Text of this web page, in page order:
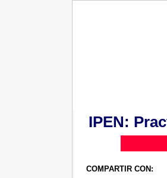
IPEN:
COMPARTIR CON: